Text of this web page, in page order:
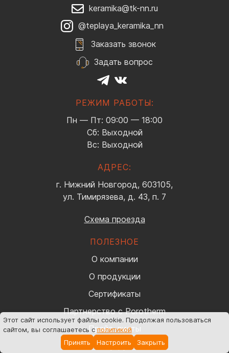
keramika@tk-nn.ru
@teplaya_keramika_nn
Заказать звонок
Задать вопрос
РЕЖИМ РАБОТЫ:
Пн — Пт: 09:00 — 18:00
Сб: Выходной
Вс: Выходной
АДРЕС:
г. Нижний Новгород, 603105,
ул. Тимирязева, д. 43, п. 7
Схема проезда
ПОЛЕЗНОЕ
О компании
О продукции
Сертификаты
Партнерство с Porotherm
Прайс-листы
Шоу-рум
Этот сайт использует файлы cookie. Продолжая пользоваться
сайтом, вы соглашаетесь сполитикой
Принять
Настроить Закрыть